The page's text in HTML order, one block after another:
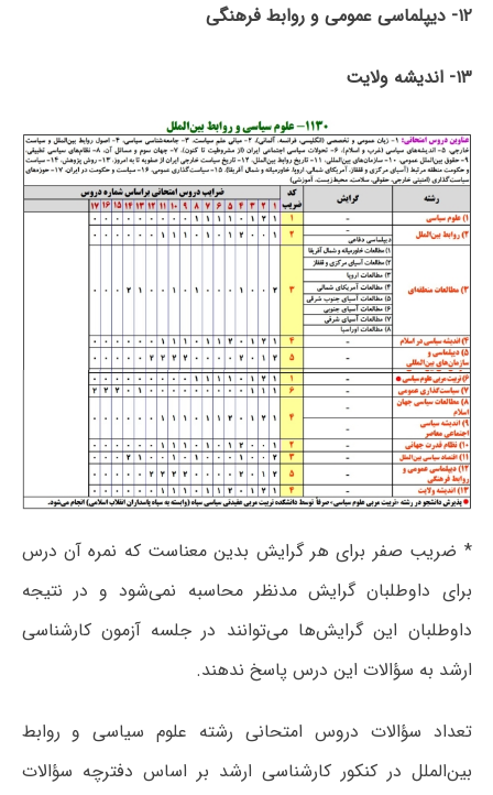
۱۲- دیپلماسی عمومی و روابط فرهنگی
۱۳- اندیشه ولایت
* ضریب صفر برای هر گرایش بدین معناست که نمره آن درس
برای داوطلبان گرایش مدنظر محاسبه نمی‌شود و در نتیجه
داوطلبان این گرایش‌ها می‌توانند در جلسه آزمون کارشناسی
ارشد به سؤالات این درس پاسخ ندهند.
تعداد سؤالات دروس امتحانی رشته علوم سیاسی و روابط
بین‌الملل در کنکور کارشناسی ارشد بر اساس دفترچه سؤالات